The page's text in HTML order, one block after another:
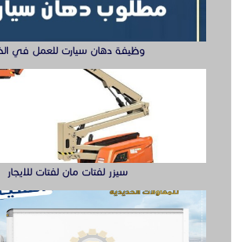
تصنيع صناديق وهياكل سيارات
ابواب حديد ليزر او مشغول الشرقيه